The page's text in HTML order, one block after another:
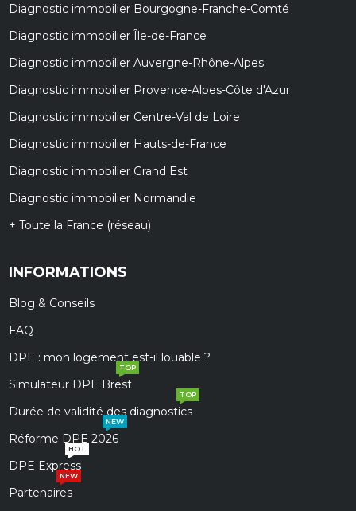
Diagnostic immobilier Bourgogne-Franche-Comté
Diagnostic immobilier Île-de-France
Diagnostic immobilier Auvergne-Rhône-Alpes
Diagnostic immobilier Provence-Alpes-Côte d'Azur
Diagnostic immobilier Centre-Val de Loire
Diagnostic immobilier Hauts-de-France
Diagnostic immobilier Grand Est
Diagnostic immobilier Normandie
+ Toute la France (réseau)
INFORMATIONS
Blog & Conseils
FAQ
DPE : mon logement est-il louable ?
Simulateur DPE Brest
TOP
Durée de validité des diagnostics
TOP
Réforme DPE 2026
NEW
DPE Express
HOT
Partenaires
NEW